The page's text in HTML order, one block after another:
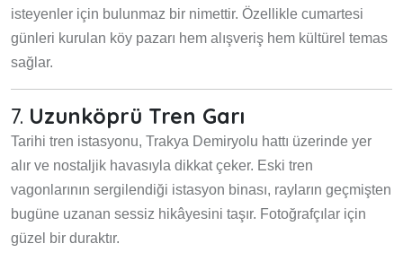
isteyenler için bulunmaz bir nimettir. Özellikle cumartesi
günleri kurulan köy pazarı hem alışveriş hem kültürel temas
sağlar.
7. Uzunköprü Tren Garı
Tarihi tren istasyonu, Trakya Demiryolu hattı üzerinde yer
alır ve nostaljik havasıyla dikkat çeker. Eski tren
vagonlarının sergilendiği istasyon binası, rayların geçmişten
bugüne uzanan sessiz hikâyesini taşır. Fotoğrafçılar için
güzel bir duraktır.